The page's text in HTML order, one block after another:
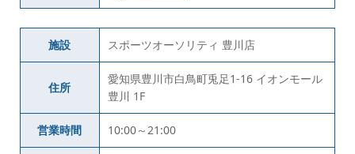
施設 スポーツオーソリティ 豊川店
住所
愛知県豊川市白鳥町兎足1-16 イオンモール
豊川 1F
営業時間 10:00～21:00